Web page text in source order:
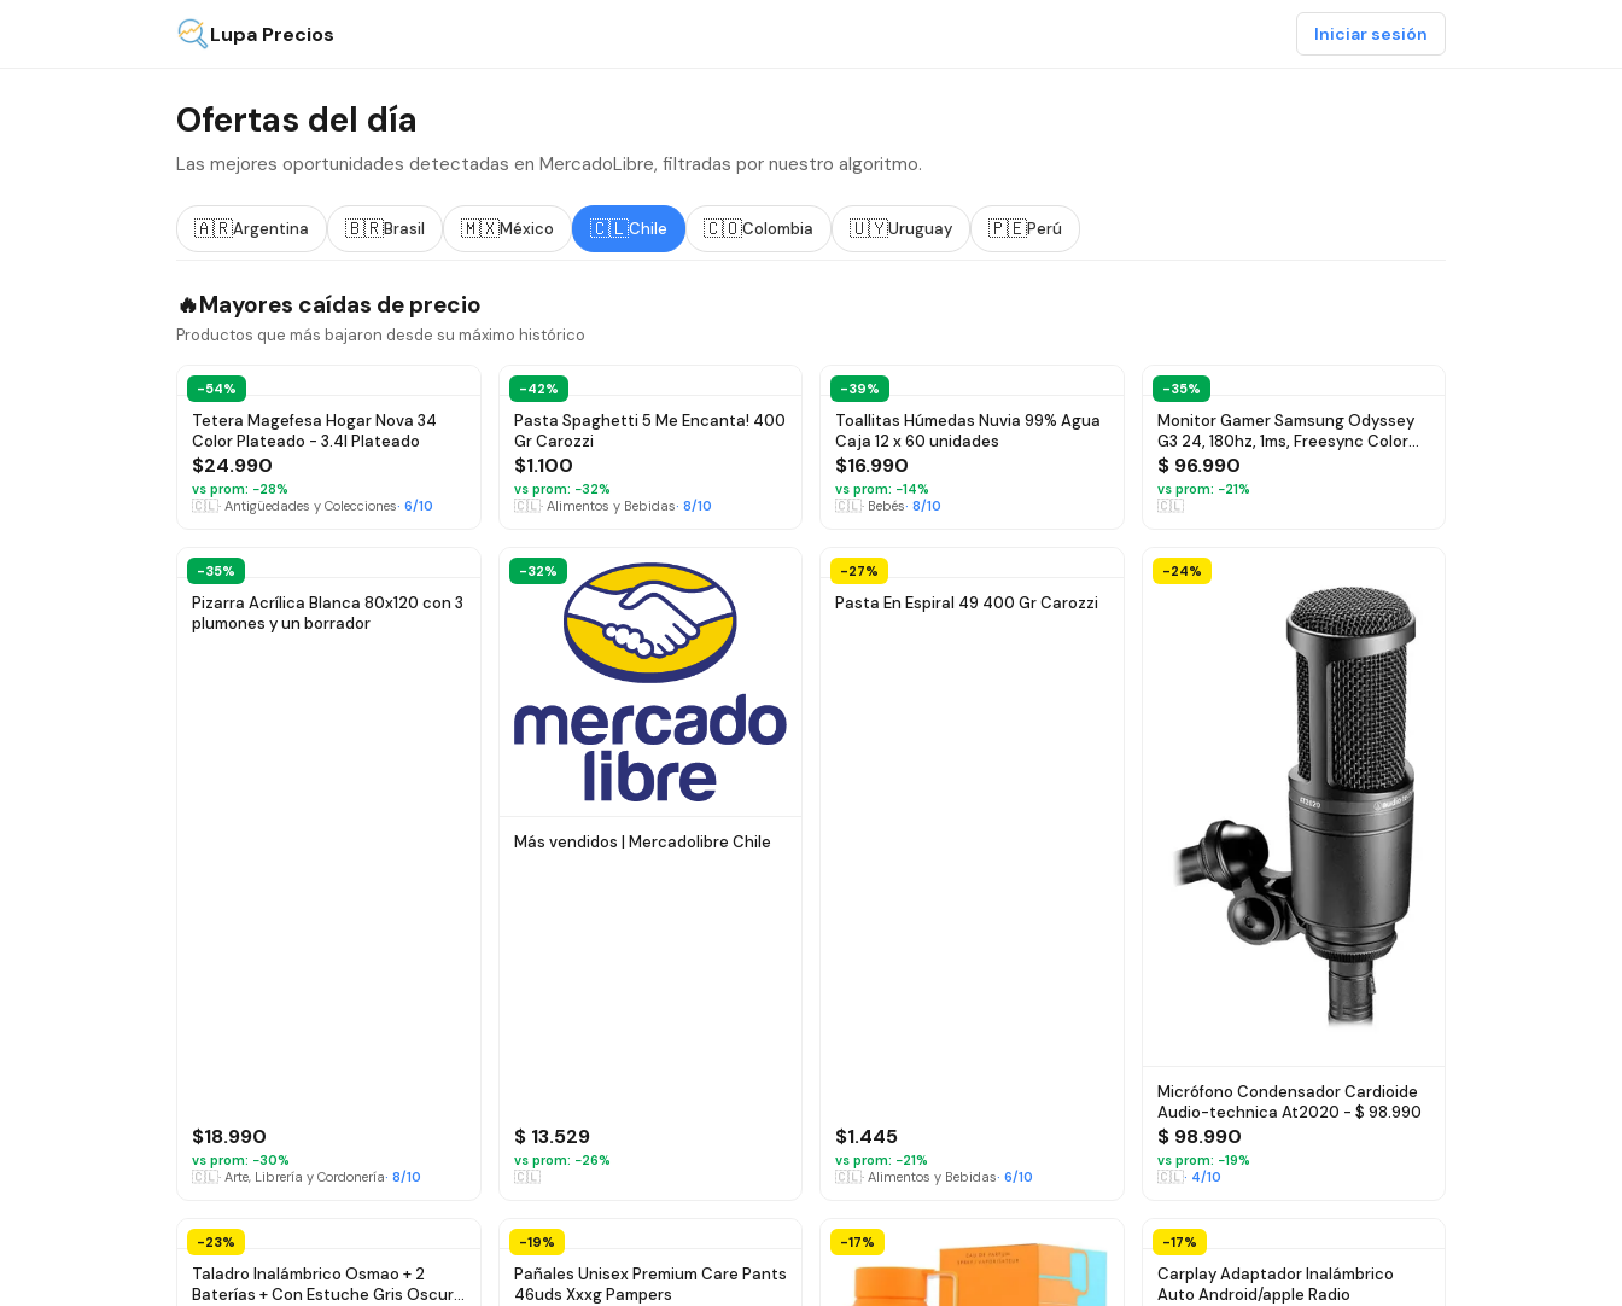
Lupa Precios Iniciar sesión
Ofertas del día
Las mejores oportunidades detectadas en MercadoLibre, filtradas por nuestro algoritmo.
🇦🇷Argentina 🇧🇷Brasil 🇲🇽México 🇨🇱Chile 🇨🇴Colombia 🇺🇾Uruguay 🇵🇪Perú
🔥Mayores caídas de precio
Productos que más bajaron desde su máximo histórico
-54%
Tetera Magefesa Hogar Nova 34
Color Plateado - 3.4l Plateado
$24.990
vs prom: −28%
🇨🇱· Antigüedades y Colecciones· 6/10
-42%
Pasta Spaghetti 5 Me Encanta! 400
Gr Carozzi
$1.100
vs prom: −32%
🇨🇱· Alimentos y Bebidas· 8/10
-39%
Toallitas Húmedas Nuvia 99% Agua
Caja 12 x 60 unidades
$16.990
vs prom: −14%
🇨🇱· Bebés· 8/10
-35%
Monitor Gamer Samsung Odyssey
G3 24, 180hz, 1ms, Freesync Color
Negro - $ 96.990
$ 96.990
vs prom: −21%
🇨🇱
-35%
Pizarra Acrílica Blanca 80x120 con 3
plumones y un borrador
$18.990
vs prom: −30%
🇨🇱· Arte, Librería y Cordonería· 8/10
-32%
Más vendidos | Mercadolibre Chile
$ 13.529
vs prom: −26%
🇨🇱
-27%
Pasta En Espiral 49 400 Gr Carozzi
$1.445
vs prom: −21%
🇨🇱· Alimentos y Bebidas· 6/10
-24%
Micrófono Condensador Cardioide
Audio-technica At2020 - $ 98.990
$ 98.990
vs prom: −19%
🇨🇱· 4/10
-23%
Taladro Inalámbrico Osmao + 2
Baterías + Con Estuche Gris Oscuro
-19%
Pañales Unisex Premium Care Pants
46uds Xxxg Pampers
-17% -17%
Carplay Adaptador Inalámbrico
Auto Android/apple Radio